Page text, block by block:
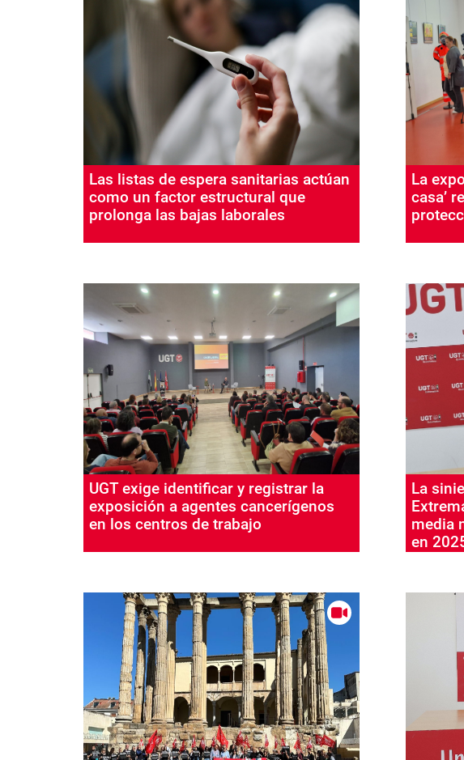
Las listas de espera sanitarias actúan
como un factor estructural que
prolonga las bajas laborales
La
casa’
UGT exige identificar y registrar la
exposición a agentes cancerígenos
en los centros de trabajo
La
media
en